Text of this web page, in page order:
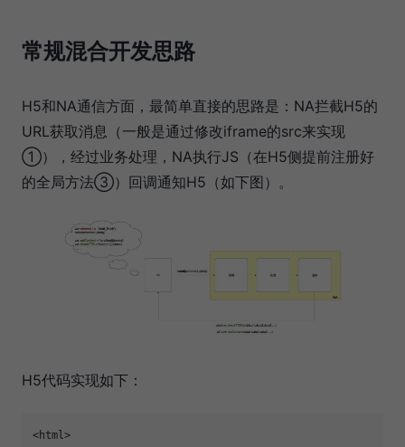
常规混合开发思路
H5和NA通信方面，最简单直接的思路是：NA拦截H5的
URL获取消息（一般是通过修改iframe的src来实现
①），经过业务处理，NA执行JS（在H5侧提前注册好
的全局方法③）回调通知H5（如下图）。
H5代码实现如下：
<html>